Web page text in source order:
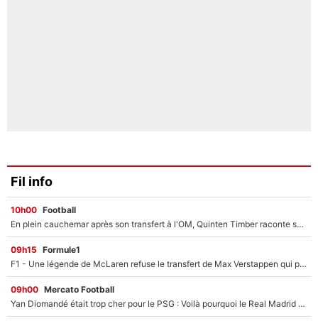
Fil info
10h00 Football
En plein cauchemar après son transfert à l'OM, Quinten Timber raconte ses doutes après sa signature à Marseille
09h15 Formule1
F1 - Une légende de McLaren refuse le transfert de Max Verstappen qui pourrait «faire des vagues» et plomber l'ambiance dans l'équipe
09h00 Mercato Football
Yan Diomandé était trop cher pour le PSG : Voilà pourquoi le Real Madrid a accepté de payer la somme record de 140M€ pour boucler son transfert !